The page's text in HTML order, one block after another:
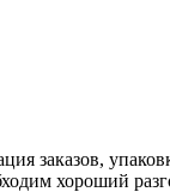
заказов,
хороший